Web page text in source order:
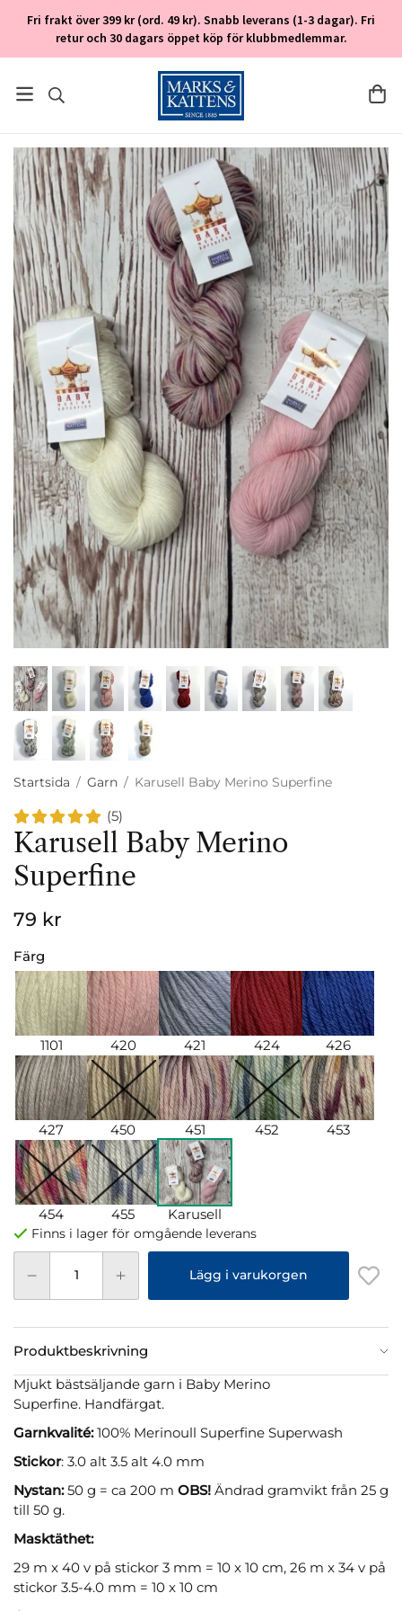
Fri frakt över 399 kr (ord. 49 kr). Snabb leverans (1-3 dagar). Fri
retur och 30 dagars öppet köp för klubbmedlemmar.
Startsida / Garn / Karusell Baby Merino Superfine
(5)
Karusell Baby Merino
Superfine
79 kr
Färg
1101 420 421 424 426
427 450 451 452 453
454 455 Karusell
Finns i lager för omgående leverans
Lägg i varukorgen
Produktbeskrivning
Mjukt bästsäljande garn i Baby Merino
Superfine. Handfärgat.
Garnkvalité:100% Merinoull Superfine Superwash
Stickor: 3.0 alt 3.5 alt 4.0 mm
Nystan:50 g = ca 200 m OBS! Ändrad gramvikt från 25 g
till 50 g.
Masktäthet:
29 m x 40 v på stickor 3 mm = 10 x 10 cm, 26 m x 34 v på
stickor 3.5-4.0 mm = 10 x 10 cm